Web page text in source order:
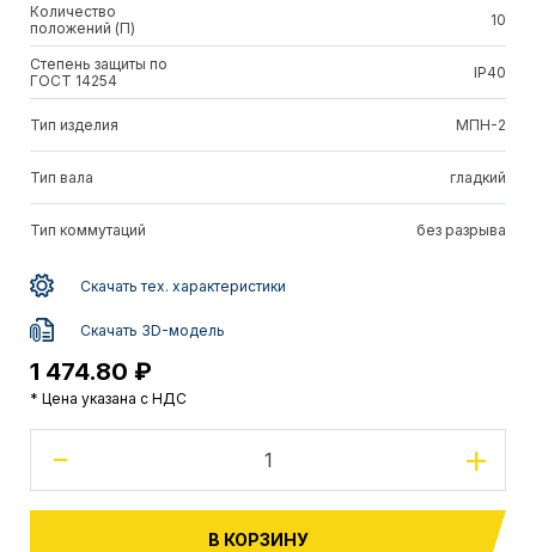
Количество
положений (П)
10
Степень защиты по
ГОСТ 14254
IP40
Тип изделия МПН-2
Тип вала гладкий
Тип коммутаций без разрыва
Скачать тех. характеристики
Скачать 3D-модель
1 474.80 ₽
* Цена указана с НДС
- +
В КОРЗИНУ